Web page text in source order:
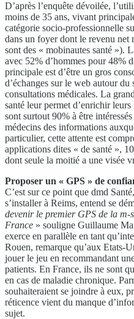
D’après l’enquête dévoilée,
moins de 35 ans, vivant
catégorie socio-professionnelle
dans un foyer dont le revenu net
sont des « mobinautes santé »).
avec 52% d’hommes pour 48%
principale est d’être un gros
d’échanges sur le web autour
consultations médicales. La
santé leur permet d’enrichir
sont surtout 90% à être
médecins des informations
particulier, cette attente est
applications dites « de santé »,
dont seule la moitié a une visée
Proposer un « GPS » de
C’est sur ce point que dmd
s’installer à Reims, entend se
devenir le premier GPS de la m-
France » souligne Guillaume
exerce en parallèle en tant
Rouen, remarque qu’aux Etats-
jouer le jeu en recommandant
patients. En France, ils ne sont
en cas de maladie chronique.
souhaiteraient se joindre à eux,
réticence vient du manque
sujet.